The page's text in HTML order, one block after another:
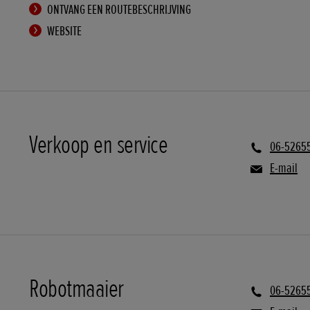
ONTVANG EEN ROUTEBESCHRIJVING
WEBSITE
Verkoop en service
06-
E-mail
Robotmaaier
06-